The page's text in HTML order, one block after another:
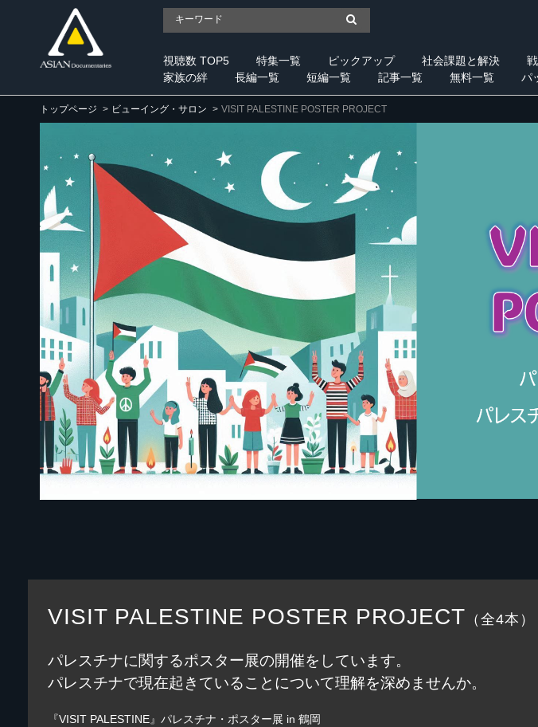
視聴数 TOP5 特集一覧 ピックアップ 社会課題と解決
家族の絆
長編一覧 短編一覧 記事一覧 無料一覧 パ
トップページ ビューイング・サロン VISIT PALESTINE POSTER PROJECT
VISIT PALESTINE POSTER PROJECT （全4本）
パレスチナに関するポスター展の開催をしています。
パレスチナで現在起きていることについて理解を深めませんか。
『VISIT PALESTINE』パレスチナ・ポスター展 in 鶴岡